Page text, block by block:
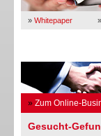
» Whitepaper »
» Zum Online-
Gesucht-